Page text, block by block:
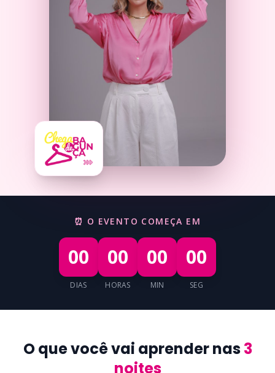
⏰ O EVENTO COMEÇA EM
00
DIAS
00
HORAS
00
MIN
00
SEG
O que você vai aprender nas3
noites